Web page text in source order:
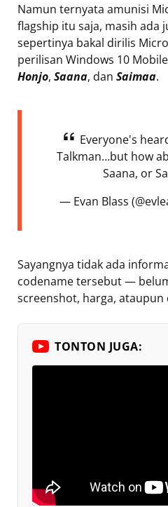
Namun ternyata amunisi
flagship itu saja, masih ada
sepertinya bakal dirilis
perilisan Windows 10
Honjo, Saana, dan Saimaa.
Everyone's
Talkman…but how
Saana, or
— Evan Blass
Sayangnya tidak ada
codename tersebut —
screenshot, harga, ataupun
TONTON JUGA: